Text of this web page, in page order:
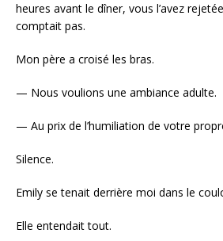
heures avant le dîner, vous l’avez
comptait pas.
Mon père a croisé les bras.
— Nous voulions une ambiance adulte.
— Au prix de l’humiliation de votre
Silence.
Emily se tenait derrière moi dans le
Elle entendait tout.